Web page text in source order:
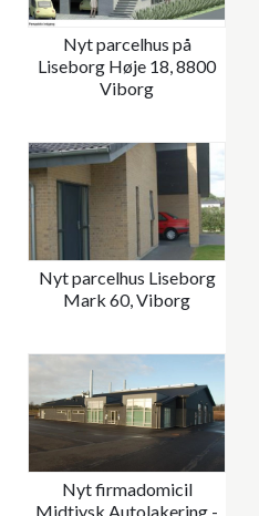
Nyt parcelhus på
Liseborg Høje 18, 8800
Viborg
Nyt parcelhus Liseborg
Mark 60, Viborg
Nyt firmadomicil
Midtjysk Autolakering -